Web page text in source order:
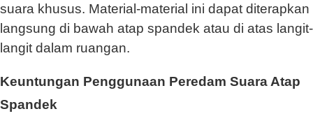
suara khusus. Material-material ini dapat diterapkan
langsung di bawah atap spandek atau di atas langit-
langit dalam ruangan.
Keuntungan Penggunaan Peredam Suara Atap
Spandek